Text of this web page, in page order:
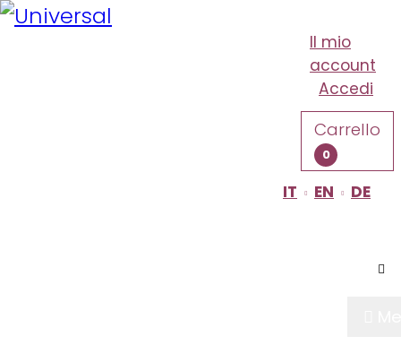
Il mio
account
Accedi
Carrello
0
IT EN DE